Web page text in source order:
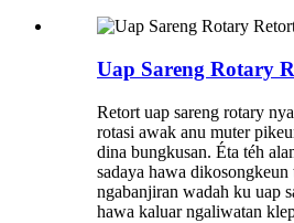
Uap Sareng Rotary
Retort uap sareng rotary
rotasi awak anu muter
dina bungkusan. Éta téh
sadaya hawa dikosongkeun
ngabanjiran wadah ku uap
hawa kaluar ngaliwatan